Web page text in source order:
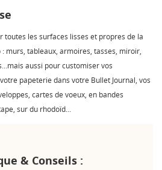
toutes les surfaces lisses et propres de la
murs, tableaux, armoires, tasses, miroir,
aussi pour customiser vos
papeterie dans votre Bullet Journal, vos
cartes de voeux, en bandes
sur du rhodoïd...
& Conseils :